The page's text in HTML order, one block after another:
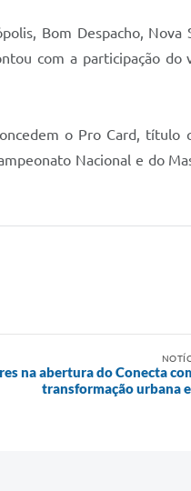
Bom Despacho, Nova
com a participação do
o Pro Card, título
Nacional e do
na abertura do Conecta
transformação urbana